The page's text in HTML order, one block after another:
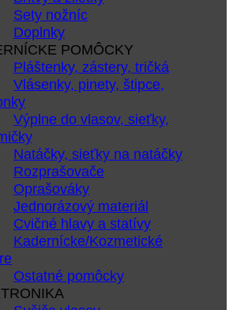
Sety nožníc
Doplnky
POMÔCKY
Pláštenky, zástery, tričká
Vlásenky, pinety, štipce,
Výplne do vlasov, sieťky,
Natáčky, sieťky na natáčky
Rozprašovače
Oprašováky
Jednorázový materiál
Cvičné hlavy a statívy
Kadernícke/Kozmetické
Ostatné pomôcky